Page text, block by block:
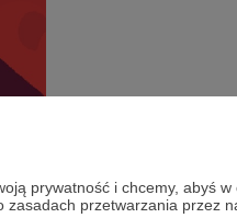
prywatność i chcemy, abyś
zasadach przetwarzania przez